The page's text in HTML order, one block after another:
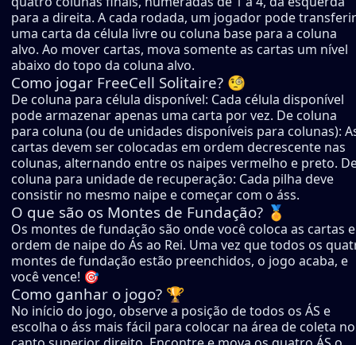
para a direita. A cada rodada, um jogador pode transferir
uma carta da célula livre ou coluna base para a coluna
alvo. Ao mover cartas, mova somente as cartas um nível
abaixo do topo da coluna alvo.
Como jogar FreeCell Solitaire? 🧐
De coluna para célula disponível: Cada célula disponível
pode armazenar apenas uma carta por vez. De coluna
para coluna (ou de unidades disponíveis para colunas):
cartas devem ser colocadas em ordem decrescente nas
colunas, alternando entre os naipes vermelho e preto.
coluna para unidade de recuperação: Cada pilha deve
consistir no mesmo naipe e começar com o áss.
O que são os Montes de Fundação? 🏅
Os montes de fundação são onde você coloca as cartas
ordem de naipe do Ás ao Rei. Uma vez que todos os
montes de fundação estão preenchidos, o jogo acaba, e
você vence! 🎯
Como ganhar o jogo? 🏆
No início do jogo, observe a posição de todos os ÁS e
escolha o áss mais fácil para colocar na área de coleta no